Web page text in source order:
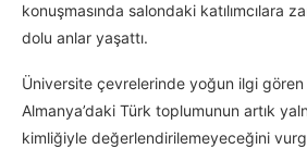
konuşmasında salondaki katılımcılara
dolu anlar yaşattı.
Üniversite çevrelerinde yoğun ilgi
Almanya’daki Türk toplumunun artık
kimliğiyle değerlendirilemeyeceğini